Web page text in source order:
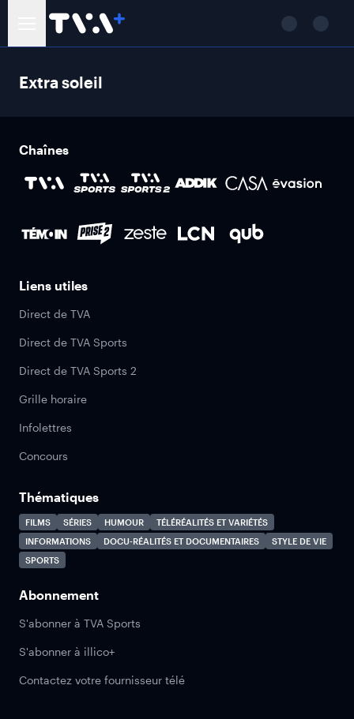
Extra soleil
Chaînes
Liens utiles
Direct de TVA
Direct de TVA Sports
Direct de TVA Sports 2
Grille horaire
Infolettres
Concours
Thématiques
FILMS SÉRIES HUMOUR
TÉLÉRÉALITÉS ET VARIÉTÉS
INFORMATIONS
DOCU-RÉALITÉS ET DOCUMENTAIRES
STYLE DE VIE
SPORTS
Abonnement
S'abonner à TVA Sports
S'abonner à illico+
Contactez votre fournisseur télé